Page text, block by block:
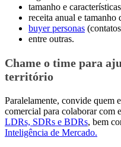
tamanho e
receita anual e tamanho
buyer personas
entre outras.
Chame o time para
território
Paralelamente, convide quem
comercial para colaborar com
LDRs, SDRs e BDRs, bem
Inteligência de Mercado.